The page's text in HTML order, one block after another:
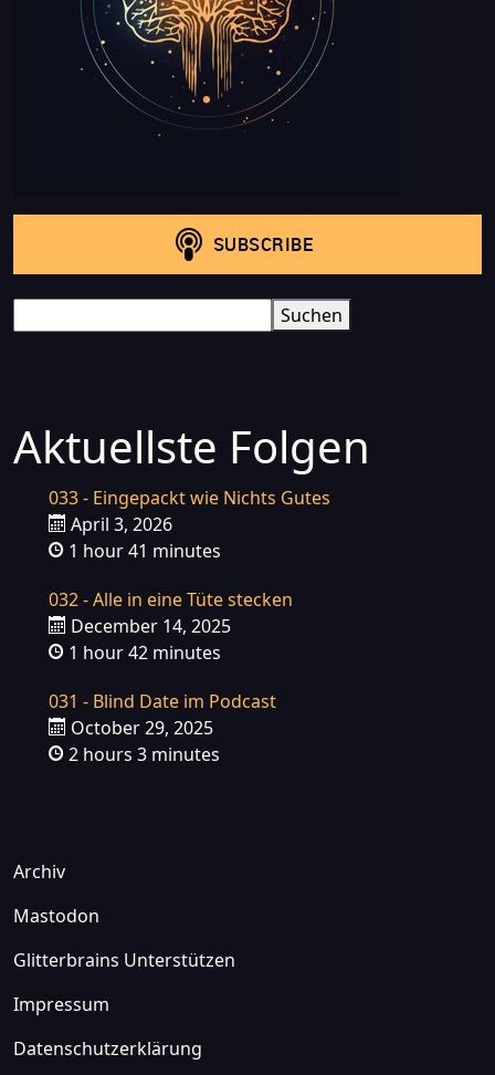
Suchen
Aktuellste Folgen
033 - Eingepackt wie Nichts Gutes
April 3, 2026
1 hour 41 minutes
032 - Alle in eine Tüte stecken
December 14, 2025
1 hour 42 minutes
031 - Blind Date im Podcast
October 29, 2025
2 hours 3 minutes
Archiv
Mastodon
Glitterbrains Unterstützen
Impressum
Datenschutzerklärung